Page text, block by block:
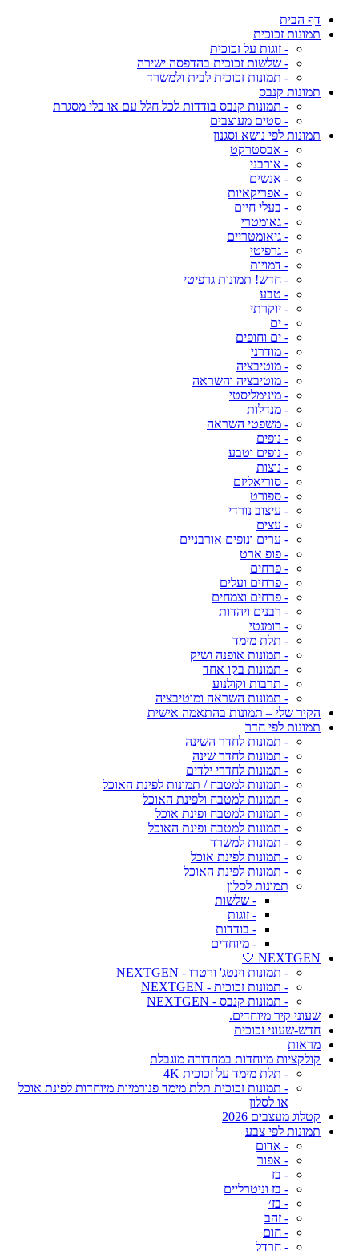
דף הבית
תמונות זכוכית
- זוגות על זכוכית
- שלשות זכוכית בהדפסה ישירה
- תמונות זכוכית לבית ולמשרד
תמונות קנבס
- תמונות קנבס בודדות לכל חלל עם או בלי מסגרת
- סטים מעוצבים
תמונות לפי נושא וסגנון
- אבסטרקט
- אורבני
- אנשים
- אפריקאיות
- בעלי חיים
- גאומטרי
- גיאומטריים
- גרפיטי
- דמויות
- חדש! תמונות גרפיטי
- טבע
- יוקרתי
- ים
- ים וחופים
- מודרני
- מוטיבציה
- מוטיבציה והשראה
- מינימליסטי
- מנדלות
- משפטי השראה
- נופים
- נופים וטבע
- נוצות
- סוריאליזם
- ספורט
- עיצוב נורדי
- עצים
- ערים ונופים אורבניים
- פופ ארט
- פרחים
- פרחים ועלים
- פרחים וצמחים
- רבנים ויהדות
- רומנטי
- תלת מימד
- תמונות אופנה ושיק
- תמונות בקו אחד
- תרבות וקולנוע
- תמונות השראה ומוטיבציה
הקיר שלי – תמונות בהתאמה אישית
תמונות לפי חדר
- תמונות לחדר השינה
- תמונות לחדר שינה
- תמונות לחדרי ילדים
- תמונות למטבח / תמונות לפינת האוכל
- תמונות למטבח ולפינת האוכל
- תמונות למטבח ופינת אוכל
- תמונות למטבח ופינת האוכל
- תמונות למשרד
- תמונות לפינת אוכל
- תמונות לפינת האוכל
תמונות לסלון
- שלשות
- זוגות
- בודדות
- מיוחדים
NEXTGEN 🤍
- תמונות וינטג' ורטרו - NEXTGEN
- תמונות זכוכית - NEXTGEN
- תמונות קנבס - NEXTGEN
שעוני קיר מיוחדים.
חדש-שעוני זכוכית
מראות
קולקציות מיוחדות במהדורה מוגבלת
- תלת מימד על זכוכית 4K
- תמונות זכוכית תלת מימד פנורמיות מיוחדות לפינת אוכל
או לסלון
קטלוג מעצבים 2026
תמונות לפי צבע
- אדום
- אפור
- בז
- בז וניטרליים
- בז׳
- זהב
- חום
- חרדל